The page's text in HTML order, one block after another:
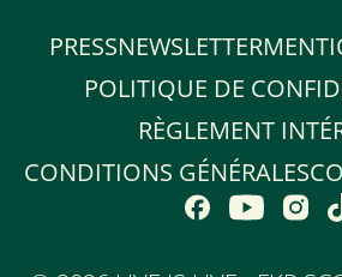
PRESSNEWSLETTER
POLITIQUE DE
RÈGLEMENT
CONDITIONS GÉNÉRALES